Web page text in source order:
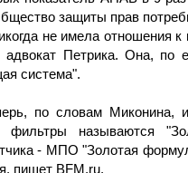
защиты прав
не имела отношения к
адвокат Петрика. Она, по
система".
по словам Миконина,
фильтры называются
- МПО "Золотая
пишет BFM.ru.